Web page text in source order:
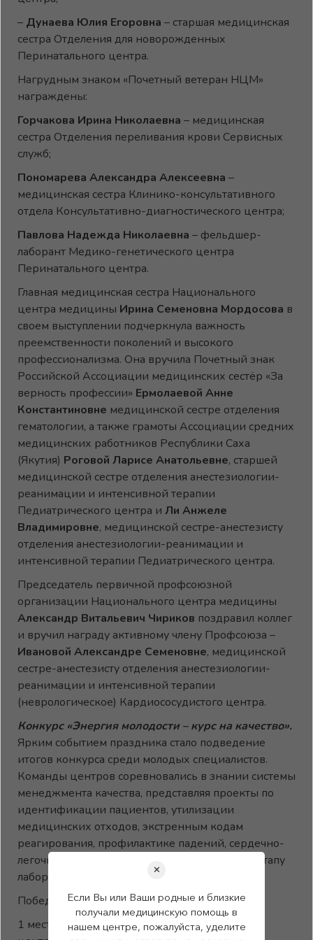
– Дунаева Юлия Егоровна – старшая медицинская
сестра Отделения для новорожденных
Перинатального центра.
Нагрудным знаком «Почетный ветеран НЦМ»
награждены:
Горчакова Ирина Николаевна – медицинская
сестра Отделения переливания крови Сервисных
служб;
Пономарева Александра Алексеевна –
медицинская сестра Клинико-консультативного
отдела Консультативно-диагностического центра;
Павлова Надежда Николаевна – фельдшер-
лаборант Медико-генетического центра
Перинатального центра.
Главная медицинская сестра Национального
центра медицины Ирина Семеновна Мордосова в
своем выступлении подчеркнула важность
преемственности поколений и высокого
профессионализма. Она вручила Почетный знак
Российской Ассоциации медицинских сестёр «За
верность профессии» Ермолаевой Анне
Константиновне медицинской сестре отделения
гематологии, а также грамоты Ассоциации средних
медицинских работников Республики Саха
(Якутия) Роговой Ларисе Анатольевне, старшей
медицинской сестре отделения анестезиологии-
реанимации и интенсивной терапии
Педиатрического центра и Ли Анжеле
Владимировне, медицинской сестре-анестезисту
отделения анестезиологии-реанимации и
интенсивной терапии Педиатрического центра.
Председатель первичной профсоюзной
организации Национального центра медицины
Александр Витальевич Чириков поздравил коллег
и вручил награду активному члену Профсоюза –
Ивановой Александре Семеновне, медицинской
сестре-анестезисту отделения анестезиологии-
реанимации и интенсивной терапии
(неврологическое) Кардиососудистого центра.
Конкурс «Энергия молодости – курс на качество».
Ярким событием праздника стало подведение
итогов конкурса среди молодых специалистов.
Команды центров соревновались в знании системы
менеджмента качества, представляя проекты по
идентификации пациентов, утилизации
медицинских отходов, экстренным кодам
реагирования, профилактике падений, сердечно-
легочной реанимации и преаналитическому этапу
лабораторных исследований.
Победителями и призерами стали:
1 место – команда «Адреналин» Клинического
✕
Если Вы или Ваши родные и близкие
получали медицинскую помощь в
нашем центре, пожалуйста, уделите